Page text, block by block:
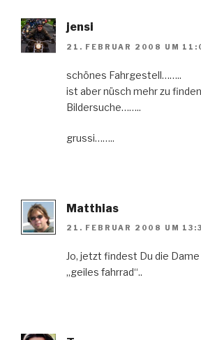
jensi
21. FEBRUAR 2008 UM
schönes Fahrgestell……..
ist aber nüsch mehr zu
Bildersuche……..
grussi……..
Matthias
21. FEBRUAR 2008 UM
Jo, jetzt findest Du die
„geiles fahrrad“..